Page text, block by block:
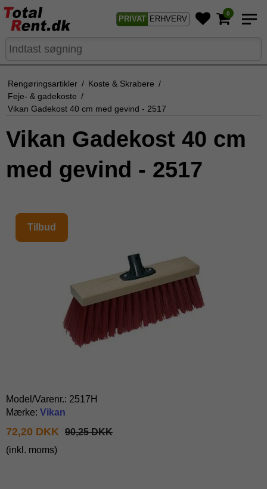
PRIVAT ERHVERV
0
Rengøringsartikler / Koste & Skrabere /
Feje- & gadekoste /
Vikan Gadekost 40 cm med gevind - 2517
Vikan Gadekost 40 cm
med gevind - 2517
Tilbud
Model/Varenr.: 2517H
Mærke: Vikan
72,20 DKK 90,25 DKK
(inkl. moms)